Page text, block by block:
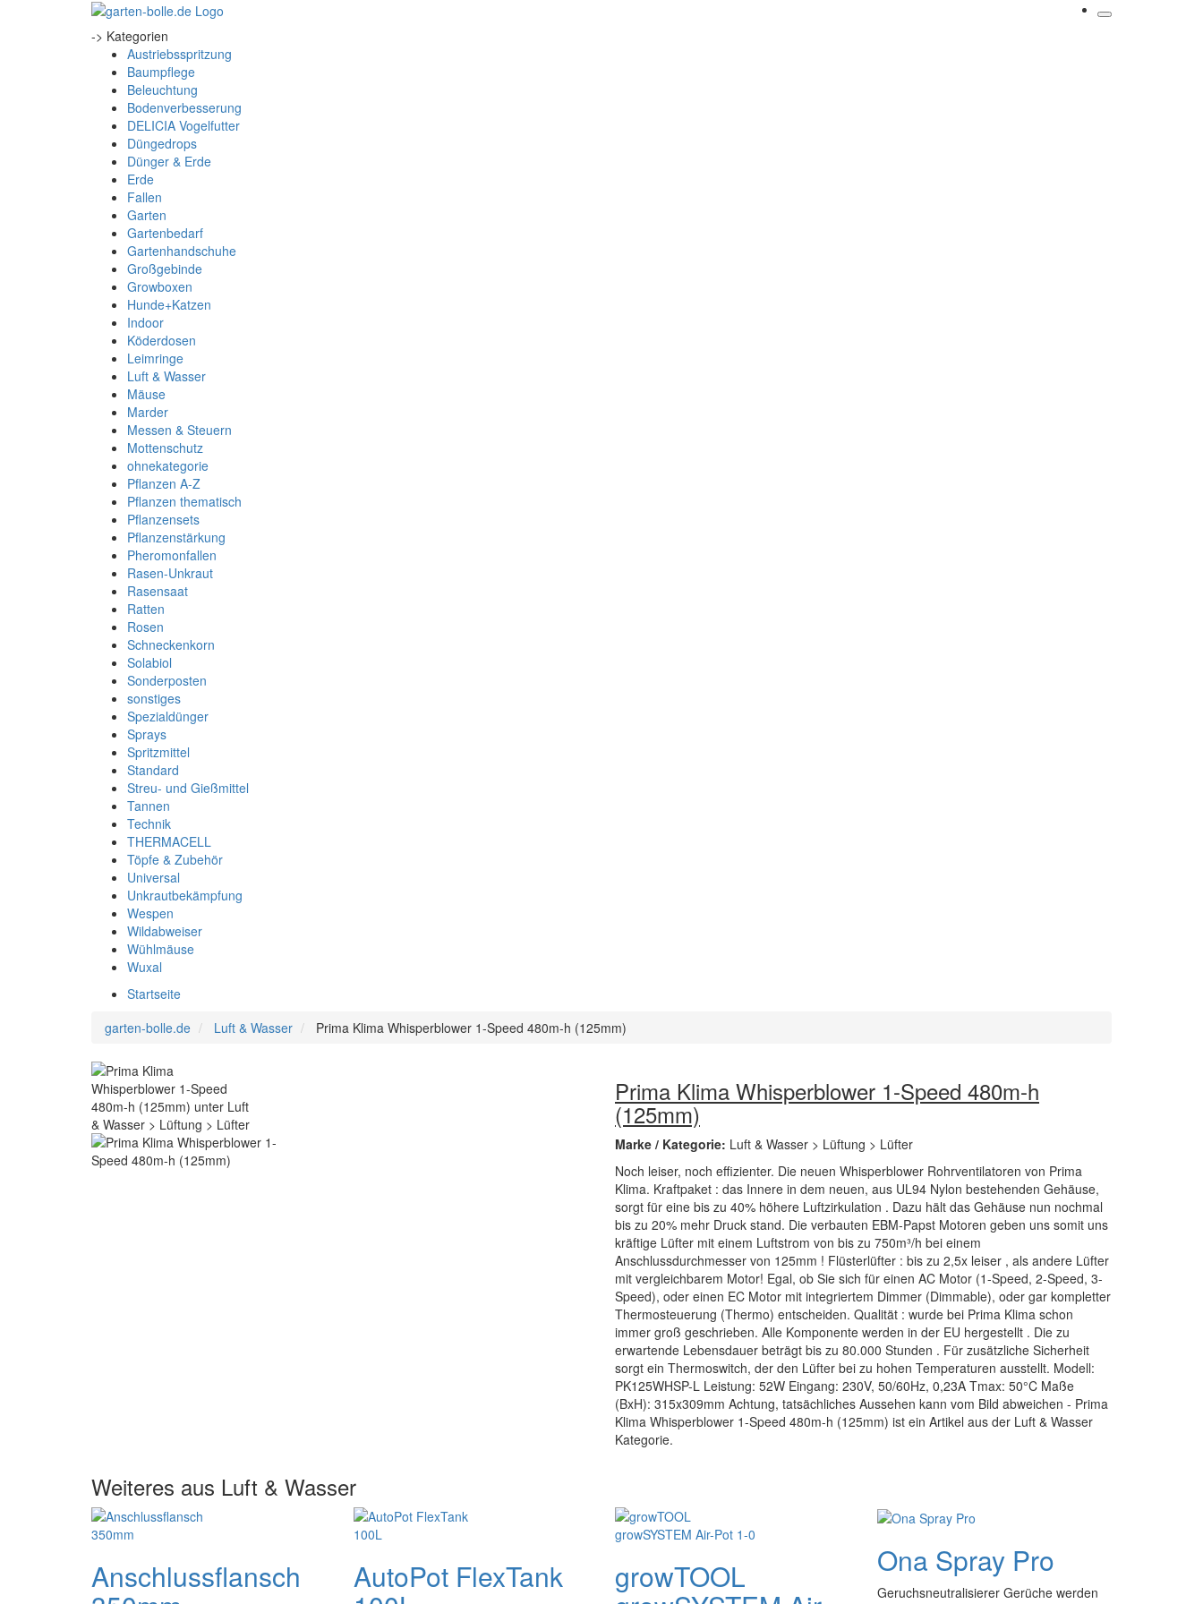
-> Kategorien
Austriebsspritzung
Baumpflege
Beleuchtung
Bodenverbesserung
DELICIA Vogelfutter
Düngedrops
Dünger & Erde
Erde
Fallen
Garten
Gartenbedarf
Gartenhandschuhe
Großgebinde
Growboxen
Hunde+Katzen
Indoor
Köderdosen
Leimringe
Luft & Wasser
Mäuse
Marder
Messen & Steuern
Mottenschutz
ohnekategorie
Pflanzen A-Z
Pflanzen thematisch
Pflanzensets
Pflanzenstärkung
Pheromonfallen
Rasen-Unkraut
Rasensaat
Ratten
Rosen
Schneckenkorn
Solabiol
Sonderposten
sonstiges
Spezialdünger
Sprays
Spritzmittel
Standard
Streu- und Gießmittel
Tannen
Technik
THERMACELL
Töpfe & Zubehör
Universal
Unkrautbekämpfung
Wespen
Wildabweiser
Wühlmäuse
Wuxal
Startseite
garten-bolle.de
Luft & Wasser Prima Klima Whisperblower 1-Speed 480m-h (125mm)
Prima Klima Whisperblower 1-Speed 480m-h
(125mm)
Marke / Kategorie: Luft & Wasser > Lüftung > Lüfter
Noch leiser, noch effizienter. Die neuen Whisperblower Rohrventilatoren von Prima
Klima. Kraftpaket : das Innere in dem neuen, aus UL94 Nylon bestehenden Gehäuse,
sorgt für eine bis zu 40% höhere Luftzirkulation . Dazu hält das Gehäuse nun nochmal
bis zu 20% mehr Druck stand. Die verbauten EBM-Papst Motoren geben uns somit uns
kräftige Lüfter mit einem Luftstrom von bis zu 750m³/h bei einem
Anschlussdurchmesser von 125mm ! Flüsterlüfter : bis zu 2,5x leiser , als andere Lüfter
mit vergleichbarem Motor! Egal, ob Sie sich für einen AC Motor (1-Speed, 2-Speed, 3-
Speed), oder einen EC Motor mit integriertem Dimmer (Dimmable), oder gar kompletter
Thermosteuerung (Thermo) entscheiden. Qualität : wurde bei Prima Klima schon
immer groß geschrieben. Alle Komponente werden in der EU hergestellt . Die zu
erwartende Lebensdauer beträgt bis zu 80.000 Stunden . Für zusätzliche Sicherheit
sorgt ein Thermoswitch, der den Lüfter bei zu hohen Temperaturen ausstellt. Modell:
PK125WHSP-L Leistung: 52W Eingang: 230V, 50/60Hz, 0,23A Tmax: 50°C Maße
(BxH): 315x309mm Achtung, tatsächliches Aussehen kann vom Bild abweichen - Prima
Klima Whisperblower 1-Speed 480m-h (125mm) ist ein Artikel aus der Luft & Wasser
Kategorie.
Weiteres aus Luft & Wasser
Anschlussflansch AutoPot FlexTank growTOOL Ona Spray Pro
Geruchsneutralisierer Gerüche werden